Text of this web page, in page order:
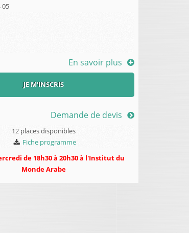
05
En savoir plus
JE M'INSCRIS
Demande de devis
12 places disponibles
Fiche programme
de 18h30 à 20h30 à l'Institut du
Monde Arabe